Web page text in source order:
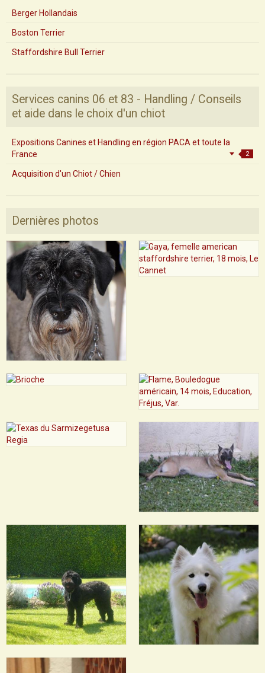
Berger Hollandais
Boston Terrier
Staffordshire Bull Terrier
Services canins 06 et 83 - Handling / Conseils
et aide dans le choix d'un chiot
Expositions Canines et Handling en région PACA et toute la
France
2
Acquisition d'un Chiot / Chien
Dernières photos